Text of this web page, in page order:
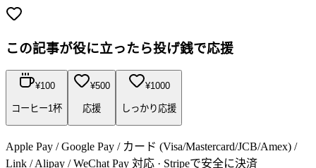
この記事が役に立ったら投げ銭で応援
¥100
コーヒー1杯
¥500
応援
¥1000
しっかり応援
Apple Pay / Google Pay / カード (Visa/Mastercard/JCB/Amex) /
Link / Alipay / WeChat Pay 対応 · Stripeで安全に決済